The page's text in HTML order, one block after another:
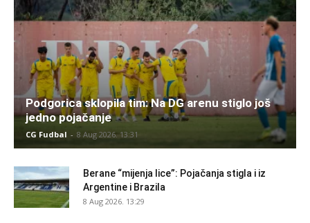
Podgorica sklopila tim: Na DG arenu stiglo još
jedno pojačanje
CG Fudbal - 8 Aug 2026. 13:31
Berane “mijenja lice”: Pojačanja stigla i iz
Argentine i Brazila
8 Aug 2026. 13:29